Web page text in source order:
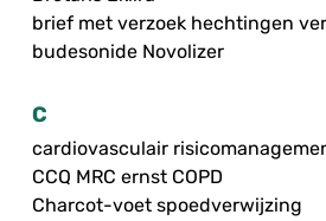
brief met verzoek hechtingen
budesonide Novolizer
C
cardiovasculair
CCQ MRC ernst COPD
Charcot-voet spoedverwijzing